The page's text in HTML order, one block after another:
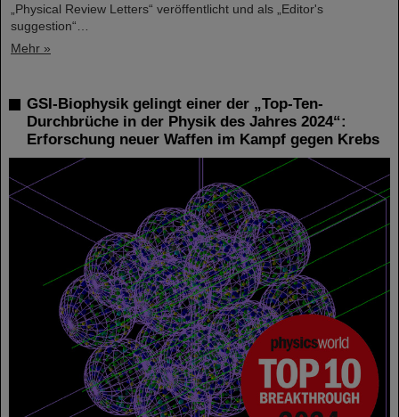
„Physical Review Letters“ veröffentlicht und als „Editor's
suggestion“…
Mehr »
GSI-Biophysik gelingt einer der „Top-Ten-
Durchbrüche in der Physik des Jahres 2024“:
Erforschung neuer Waffen im Kampf gegen Krebs